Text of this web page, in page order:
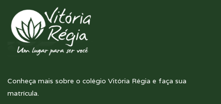
Conheça mais sobre o colégio Vitória Régia e faça sua
matrícula.